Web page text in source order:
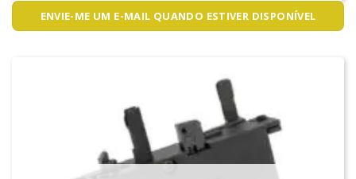
ENVIE-ME UM E-MAIL QUANDO ESTIVER DISPONÍVEL